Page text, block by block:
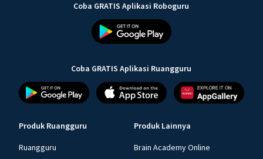
Coba GRATIS Aplikasi Roboguru
Coba GRATIS Aplikasi Ruangguru
Produk Ruangguru
Ruangguru
Produk Lainnya
Brain Academy Online